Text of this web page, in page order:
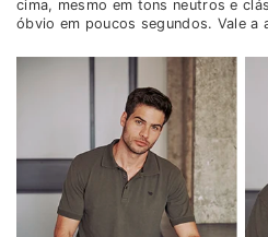
cima, mesmo em tons neutros e
óbvio em poucos segundos. Vale a